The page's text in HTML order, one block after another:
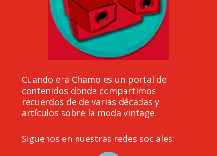
Cuando era Chamo es un portal de
contenidos donde compartimos
recuerdos de de varias décadas y
artículos sobre la moda vintage.
Sïguenos en nuestras redes sociales: